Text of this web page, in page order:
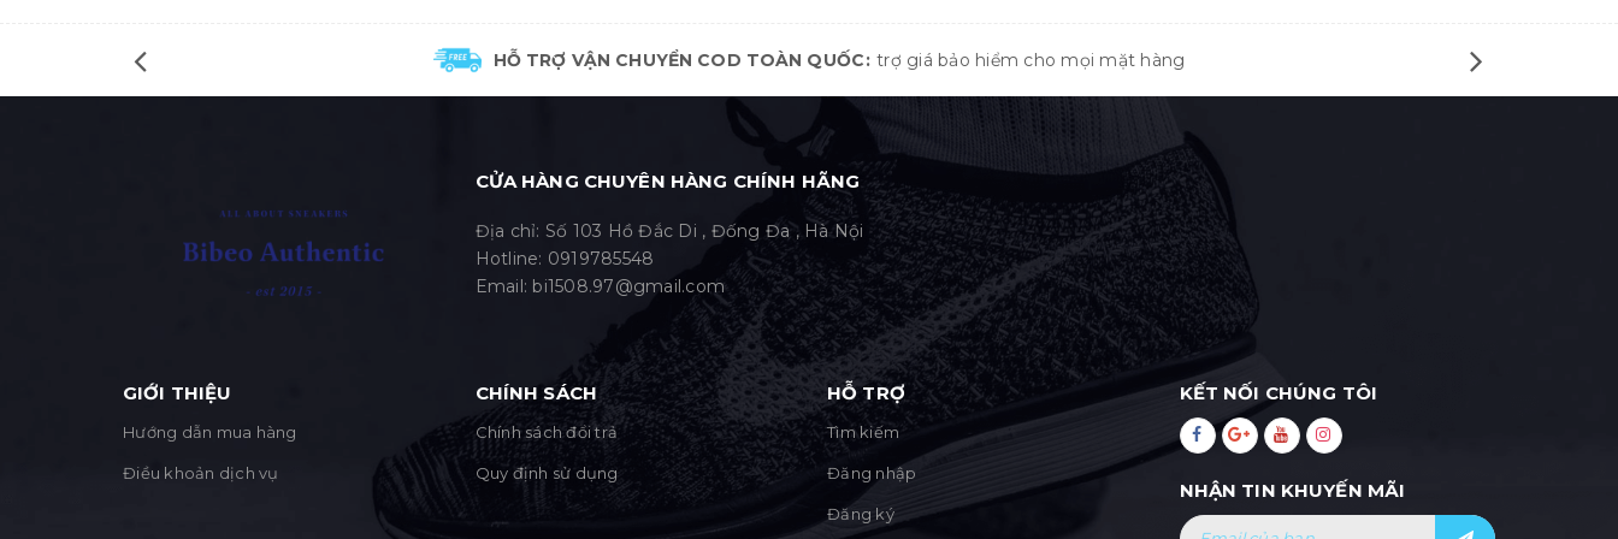
HỖ TRỢ VẬN CHUYỂN COD TOÀN QUỐC trợ giá bảo hiểm cho mọi mặt hàng
CỬA HÀNG CHUYÊN HÀNG CHÍNH HÃNG
Địa chỉ: Số 103 Hồ Đắc Di , Đống Đa , Hà Nội
Hotline: 0919785548
Email: bi1508.97@gmail.com
GIỚI THIỆU
Hướng dẫn mua hàng
Điều khoản dịch vụ
CHÍNH SÁCH
Chính sách đổi trả
Quy định sử dụng
HỖ TRỢ
Tìm kiếm
Đăng nhập
Đăng ký
KẾT NỐI CHÚNG TÔI
NHẬN TIN KHUYẾN MÃI